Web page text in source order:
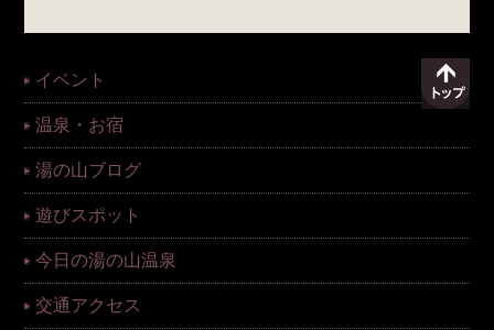
イベント
温泉・お宿
湯の山ブログ
遊びスポット
今日の湯の山温泉
交通アクセス